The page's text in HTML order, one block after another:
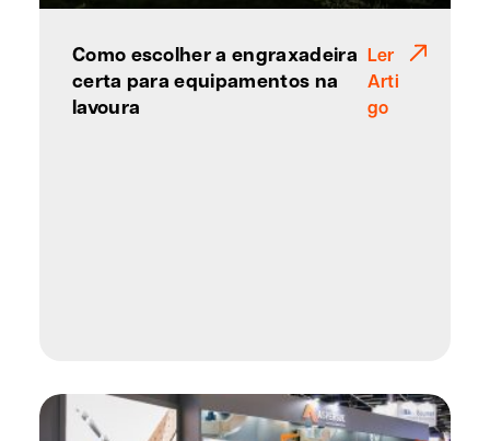
Como escolher a engraxadeira
certa para equipamentos na
lavoura
Ler
Arti
go